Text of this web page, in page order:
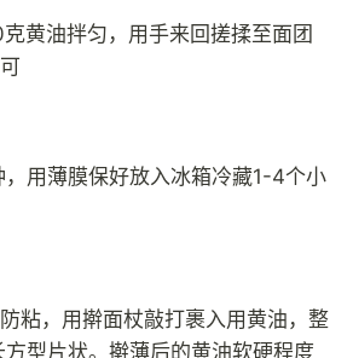
黄油拌匀，用手来回搓揉至面团
用薄膜保好放入冰箱冷藏1-4个小
粘，用擀面杖敲打裹入用黄油，整
型片状。擀薄后的黄油软硬程度